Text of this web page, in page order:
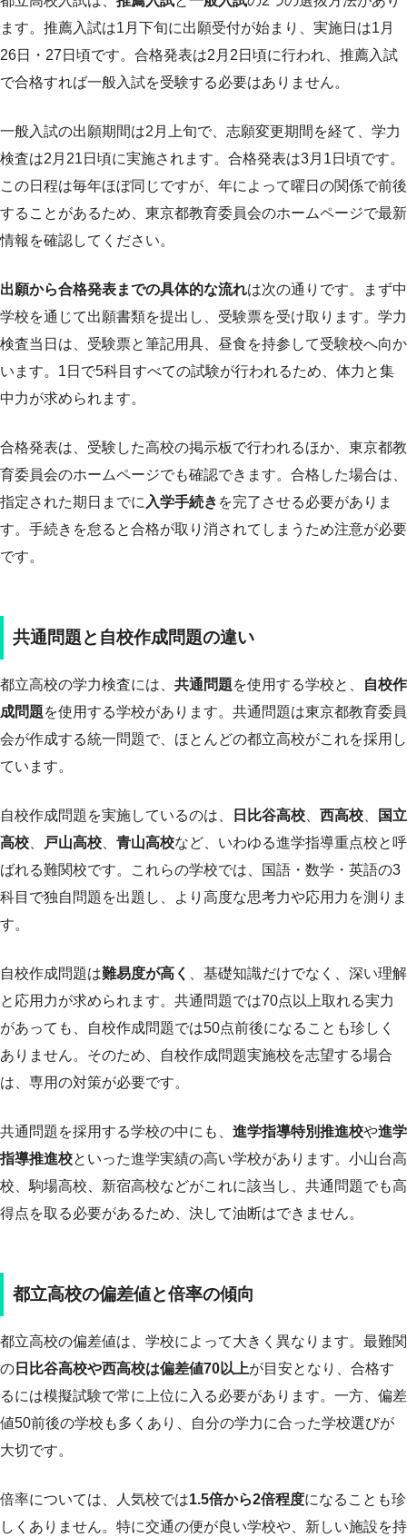
ます。推薦入試は1月下旬に出願受付が始まり、実施日は1月
26日・27日頃です。合格発表は2月2日頃に行われ、推薦入試
で合格すれば一般入試を受験する必要はありません。
一般入試の出願期間は2月上旬で、志願変更期間を経て、学力
検査は2月21日頃に実施されます。合格発表は3月1日頃です。
この日程は毎年ほぼ同じですが、年によって曜日の関係で前後
することがあるため、東京都教育委員会のホームページで最新
情報を確認してください。
出願から合格発表までの具体的な流れは次の通りです。まず中
学校を通じて出願書類を提出し、受験票を受け取ります。学力
検査当日は、受験票と筆記用具、昼食を持参して受験校へ向か
います。1日で5科目すべての試験が行われるため、体力と集
中力が求められます。
合格発表は、受験した高校の掲示板で行われるほか、東京都教
育委員会のホームページでも確認できます。合格した場合は、
指定された期日までに 入学手続き を完了させる必要がありま
す。手続きを怠ると合格が取り消されてしまうため注意が必要
です。
共通問題と自校作成問題の違い
都立高校の学力検査には、 共通問題を使用する学校と、
自校作
成問題を使用する学校があります。共通問題は東京都教育委員
会が作成する統一問題で、ほとんどの都立高校がこれを採用し
ています。
自校作成問題を実施しているのは、 日比谷高校 西高校
国立
高校
戸山高校 青山高校など、いわゆる進学指導重点校と呼
ばれる難関校です。これらの学校では、国語・数学・英語の3
科目で独自問題を出題し、より高度な思考力や応用力を測りま
す。
自校作成問題は難易度が高く
、基礎知識だけでなく、深い理解
と応用力が求められます。共通問題では70点以上取れる実力
があっても、自校作成問題では50点前後になることも珍しく
ありません。そのため、自校作成問題実施校を志望する場合
は、専用の対策が必要です。
共通問題を採用する学校の中にも、 進学指導特別推進校や進学
指導推進校といった進学実績の高い学校があります。小山台高
校、駒場高校、新宿高校などがこれに該当し、共通問題でも高
得点を取る必要があるため、決して油断はできません。
都立高校の偏差値と倍率の傾向
都立高校の偏差値は、学校によって大きく異なります。最難関
の 日比谷高校や西高校は偏差値70以上が目安となり、合格す
るには模擬試験で常に上位に入る必要があります。一方、偏差
値50前後の学校も多くあり、自分の学力に合った学校選びが
大切です。
倍率については、人気校では1.5倍から2倍程度になることも珍
しくありません。特に交通の便が良い学校や、新しい施設を持